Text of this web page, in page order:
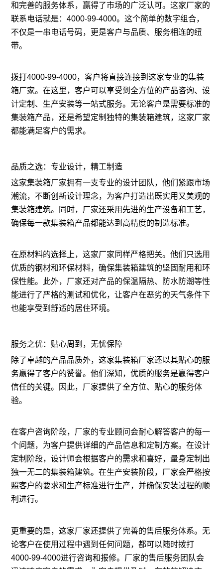
和完善的服务体系，赢得了市场的广泛认可。这家厂家的
联系电话就是：4000-99-4000。这个简单的数字组合，
不仅是一串电话号码，更是客户与品质、服务相连的纽
带。
拨打4000-99-4000，客户将直接连接到这家专业的集装
箱厂家。在这里，客户可以享受到全方位的产品咨询、设
计定制、生产安装等一站式服务。无论客户是需要标准的
集装箱产品，还是希望定制独特的集装箱建筑，这家厂家
都能满足客户的需求。
品质之选：专业设计，精工制造
这家集装箱厂家拥有一支专业的设计团队，他们紧跟市场
潮流，不断创新设计理念，为客户打造出既实用又美观的
集装箱建筑。同时，厂家还采用先进的生产设备和工艺，
确保每一款集装箱产品都能达到高精度的制造标准。
在原材料的选择上，这家厂家同样严格把关。他们只选用
优质的钢材和环保材料，确保集装箱建筑的坚固耐用和环
保性能。此外，厂家还对产品的保温隔热、防水防潮等性
能进行了严格的测试和优化，让客户在恶劣的天气条件下
也能享受到舒适的居住环境。
服务之优：贴心周到，无忧保障
除了卓越的产品品质外，这家集装箱厂家还以其贴心的服
务赢得了客户的赞誉。他们深知，优质的服务是赢得客户
信任的关键。因此，厂家提供了全方位、贴心的服务体
验。
在客户咨询阶段，厂家的专业顾问会耐心解答客户的每一
个问题，为客户提供详细的产品信息和定制方案。在设计
定制阶段，设计师会根据客户的需求和喜好，量身定制出
独一无二的集装箱建筑。在生产安装阶段，厂家会严格按
照客户的要求和生产标准进行生产，并确保安装过程的顺
利进行。
更重要的是，这家厂家还提供了完善的售后服务体系。无
论客户在使用过程中遇到任何问题，都可以随时拨打
4000-99-4000进行咨询和报修。厂家的售后服务团队会